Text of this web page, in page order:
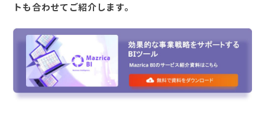
トも合わせてご紹介します。